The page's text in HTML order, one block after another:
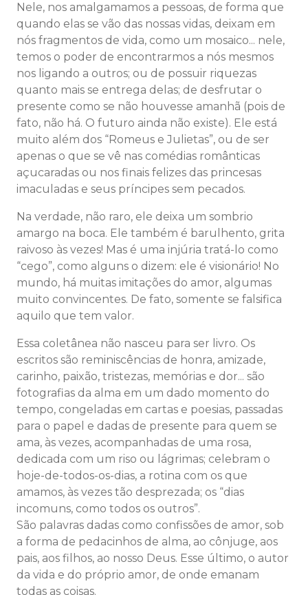
Nele, nos amalgamamos a pessoas, de forma que
quando elas se vão das nossas vidas, deixam em
nós fragmentos de vida, como um mosaico... nele,
temos o poder de encontrarmos a nós mesmos
nos ligando a outros; ou de possuir riquezas
quanto mais se entrega delas; de desfrutar o
presente como se não houvesse amanhã (pois de
fato, não há. O futuro ainda não existe). Ele está
muito além dos “Romeus e Julietas”, ou de ser
apenas o que se vê nas comédias românticas
açucaradas ou nos finais felizes das princesas
imaculadas e seus príncipes sem pecados.
Na verdade, não raro, ele deixa um sombrio
amargo na boca. Ele também é barulhento, grita
raivoso às vezes! Mas é uma injúria tratá-lo como
“cego”, como alguns o dizem: ele é visionário! No
mundo, há muitas imitações do amor, algumas
muito convincentes. De fato, somente se falsifica
aquilo que tem valor.
Essa coletânea não nasceu para ser livro. Os
escritos são reminiscências de honra, amizade,
carinho, paixão, tristezas, memórias e dor... são
fotografias da alma em um dado momento do
tempo, congeladas em cartas e poesias, passadas
para o papel e dadas de presente para quem se
ama, às vezes, acompanhadas de uma rosa,
dedicada com um riso ou lágrimas; celebram o
hoje-de-todos-os-dias, a rotina com os que
amamos, às vezes tão desprezada; os “dias
incomuns, como todos os outros”.
São palavras dadas como confissões de amor, sob
a forma de pedacinhos de alma, ao cônjuge, aos
pais, aos filhos, ao nosso Deus. Esse último, o autor
da vida e do próprio amor, de onde emanam
todas as coisas.